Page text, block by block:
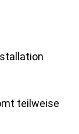
teilweise